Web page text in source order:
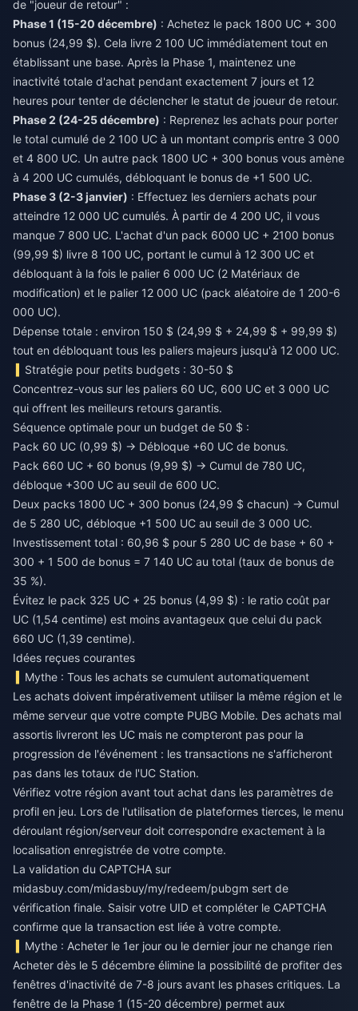
de "joueur de retour" :
Phase 1 (15-20 décembre) : Achetez le pack 1800 UC + 300
bonus (24,99 $). Cela livre 2 100 UC immédiatement tout en
établissant une base. Après la Phase 1, maintenez une
inactivité totale d'achat pendant exactement 7 jours et 12
heures pour tenter de déclencher le statut de joueur de retour.
Phase 2 (24-25 décembre) : Reprenez les achats pour porter
le total cumulé de 2 100 UC à un montant compris entre 3 000
et 4 800 UC. Un autre pack 1800 UC + 300 bonus vous amène
à 4 200 UC cumulés, débloquant le bonus de +1 500 UC.
Phase 3 (2-3 janvier) : Effectuez les derniers achats pour
atteindre 12 000 UC cumulés. À partir de 4 200 UC, il vous
manque 7 800 UC. L'achat d'un pack 6000 UC + 2100 bonus
(99,99 $) livre 8 100 UC, portant le cumul à 12 300 UC et
débloquant à la fois le palier 6 000 UC (2 Matériaux de
modification) et le palier 12 000 UC (pack aléatoire de 1 200-6
000 UC).
Dépense totale : environ 150 $ (24,99 $ + 24,99 $ + 99,99 $)
tout en débloquant tous les paliers majeurs jusqu'à 12 000 UC.
Stratégie pour petits budgets : 30-50 $
Concentrez-vous sur les paliers 60 UC, 600 UC et 3 000 UC
qui offrent les meilleurs retours garantis.
Séquence optimale pour un budget de 50 $ :
Pack 60 UC (0,99 $) → Débloque +60 UC de bonus.
Pack 660 UC + 60 bonus (9,99 $) → Cumul de 780 UC,
débloque +300 UC au seuil de 600 UC.
Deux packs 1800 UC + 300 bonus (24,99 $ chacun) → Cumul
de 5 280 UC, débloque +1 500 UC au seuil de 3 000 UC.
Investissement total : 60,96 $ pour 5 280 UC de base + 60 +
300 + 1 500 de bonus = 7 140 UC au total (taux de bonus de
35 %).
Évitez le pack 325 UC + 25 bonus (4,99 $) : le ratio coût par
UC (1,54 centime) est moins avantageux que celui du pack
660 UC (1,39 centime).
Idées reçues courantes
Mythe : Tous les achats se cumulent automatiquement
Les achats doivent impérativement utiliser la même région et le
même serveur que votre compte PUBG Mobile. Des achats mal
assortis livreront les UC mais ne compteront pas pour la
progression de l'événement : les transactions ne s'afficheront
pas dans les totaux de l'UC Station.
Vérifiez votre région avant tout achat dans les paramètres de
profil en jeu. Lors de l'utilisation de plateformes tierces, le menu
déroulant région/serveur doit correspondre exactement à la
localisation enregistrée de votre compte.
La validation du CAPTCHA sur
midasbuy.com/midasbuy/my/redeem/pubgm sert de
vérification finale. Saisir votre UID et compléter le CAPTCHA
confirme que la transaction est liée à votre compte.
Mythe : Acheter le 1er jour ou le dernier jour ne change rien
Acheter dès le 5 décembre élimine la possibilité de profiter des
fenêtres d'inactivité de 7-8 jours avant les phases critiques. La
fenêtre de la Phase 1 (15-20 décembre) permet aux